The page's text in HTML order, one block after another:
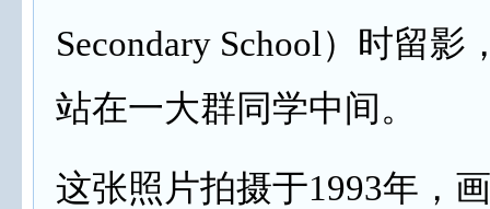
Secondary School）时留影
站在一大群同学中间。
这张照片拍摄于1993年，